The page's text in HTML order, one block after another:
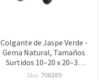
Colgante de Jaspe Verde -
Gema Natural, Tamaños
Surtidos 10–20 x 20–30
mm para Bisutería y
Sku: 706389